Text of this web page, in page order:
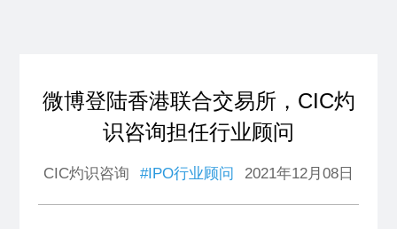
微博登陆香港联合交易所，CIC灼
识咨询担任行业顾问
CIC灼识咨询 #IPO行业顾问 2021年12月08日